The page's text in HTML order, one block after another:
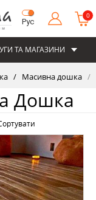
Рус
0
ТА МАГАЗИНИ
Масивна дошка
Дошка